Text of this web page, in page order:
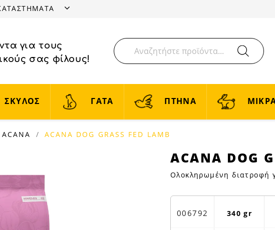
για τους
σας φίλους!
ΣΚΥΛΟΣ ΓΑΤΑ ΠΤΗΝΑ
ACANA ACANA DOG GRASS FED LAMB
ACANA
DOG
GRASS
LAMB
ACANA DOG
Ολοκληρωμένη διατροφή
006792 340 gr